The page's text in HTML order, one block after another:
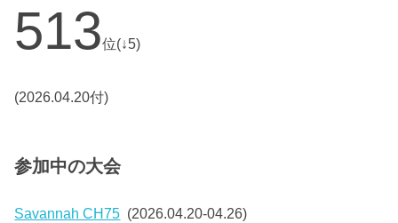
513位(↓5)
(2026.04.20付)
参加中の大会
Savannah CH75 (2026.04.20-04.26)